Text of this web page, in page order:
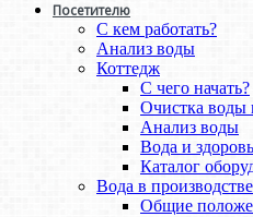
Посетителю
С кем работать?
Анализ воды
Коттедж
С чего начать?
Очистка воды
Анализ воды
Вода и
Каталог
Вода в производстве
Общие